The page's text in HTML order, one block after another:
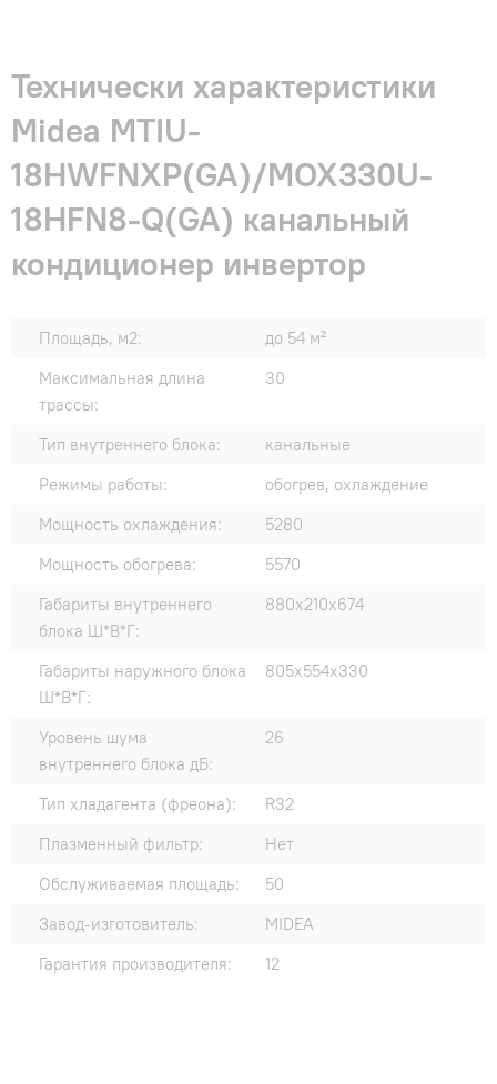
Технически характеристики
Midea MTIU-
18HWFNXP(GA)/MOX330U-
18HFN8-Q(GA) канальный
кондиционер инвертор
Площадь, м2:
до 54 м²
Максимальная длина
трассы:
30
Тип внутреннего блока:
канальные
Режимы работы:
обогрев, охлаждение
Мощность охлаждения:
5280
Мощность обогрева:
5570
Габариты внутреннего
блока Ш*В*Г:
880х210х674
Габариты наружного блока
Ш*В*Г:
805х554х330
Уровень шума
внутреннего блока дБ:
26
Тип хладагента (фреона):
R32
Плазменный фильтр:
Нет
Обслуживаемая площадь:
50
Завод-изготовитель:
MIDEA
Гарантия производителя:
12